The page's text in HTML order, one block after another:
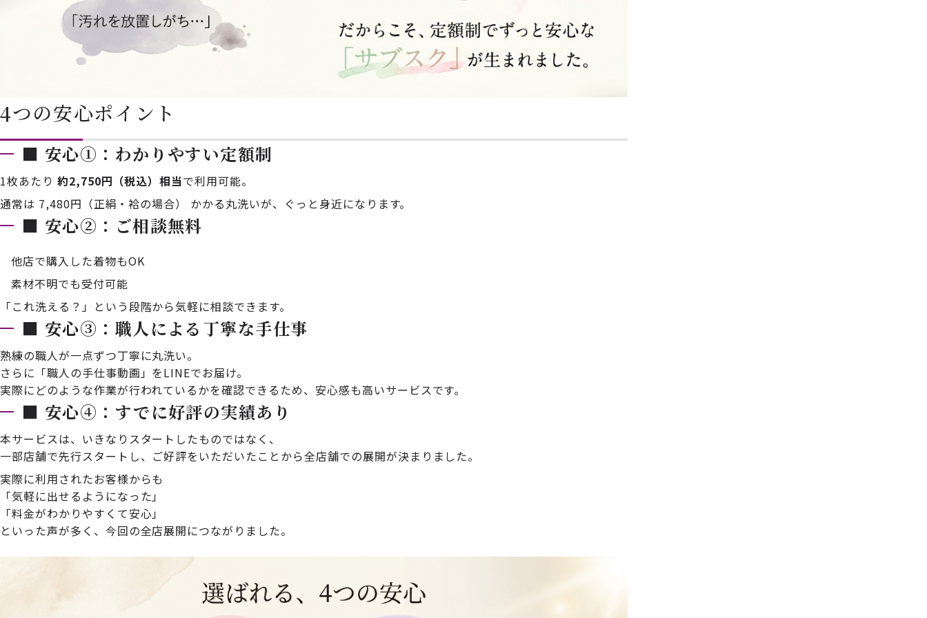
4つの安心ポイント
■ 安心①：わかりやすい定額制
1枚あたり 約2,750円（税込）相当で利用可能。
通常は 7,480円（正絹・袷の場合） かかる丸洗いが、ぐっと身近になります。
■ 安心②：ご相談無料
他店で購入した着物もOK
素材不明でも受付可能
「これ洗える？」という段階から気軽に相談できます。
■ 安心③：職人による丁寧な手仕事
熟練の職人が一点ずつ丁寧に丸洗い。
さらに「職人の手仕事動画」をLINEでお届け。
実際にどのような作業が行われているかを確認できるため、安心感も高いサービスです。
■ 安心④：すでに好評の実績あり
本サービスは、いきなりスタートしたものではなく、
一部店舗で先行スタートし、ご好評をいただいたことから全店舗での展開が決まりました。
実際に利用されたお客様からも
「気軽に出せるようになった」
「料金がわかりやすくて安心」
といった声が多く、今回の全店展開につながりました。